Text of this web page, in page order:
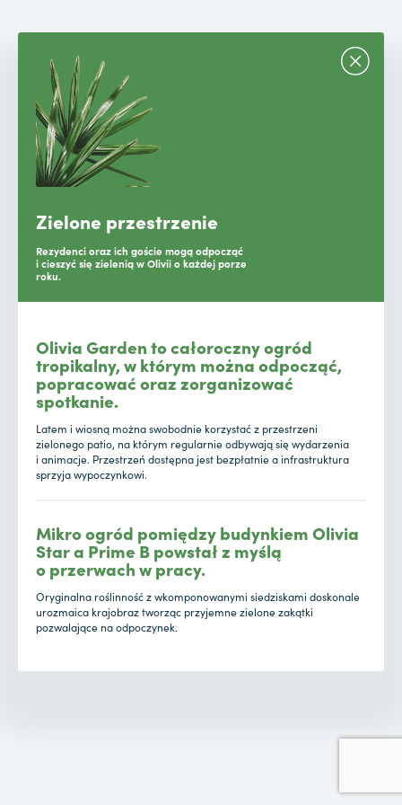
Zielone przestrzenie
Rezydenci oraz ich goście mogą odpocząć
i cieszyć się zielenią w Olivii o każdej porze
roku.
Olivia Garden to całoroczny ogród
tropikalny, w którym można odpocząć,
popracować oraz zorganizować
spotkanie.
Latem i wiosną można swobodnie korzystać z przestrzeni
zielonego patio, na którym regularnie odbywają się wydarzenia
i animacje. Przestrzeń dostępna jest bezpłatnie a infrastruktura
sprzyja wypoczynkowi.
Mikro ogród pomiędzy budynkiem Olivia
Star a Prime B powstał z myślą
o przerwach w pracy.
Oryginalna roślinność z wkomponowanymi siedziskami doskonale
urozmaica krajobraz tworząc przyjemne zielone zakątki
pozwalające na odpoczynek.